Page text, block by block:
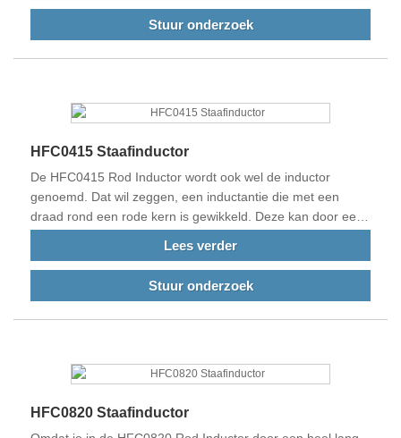
Stuur onderzoek
HFC0415 Staafinductor
De HFC0415 Rod Inductor wordt ook wel de inductor
genoemd. Dat wil zeggen, een inductantie die met een
draad rond een rode kern is gewikkeld. Deze kan door een
eenvoudiger dan andere producten, maar betrouwbaarder.
Lees verder
Stuur onderzoek
HFC0820 Staafinductor